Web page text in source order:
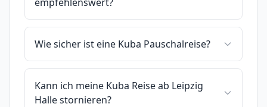
Wie sicher ist eine Kuba Pauschalreise?
Kann ich meine Kuba Reise ab Leipzig
Halle stornieren?